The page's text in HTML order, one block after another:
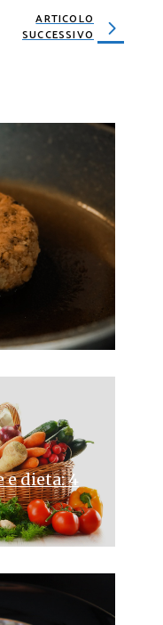
ARTICOLO
SUCCESSIVO
e dieta: 4